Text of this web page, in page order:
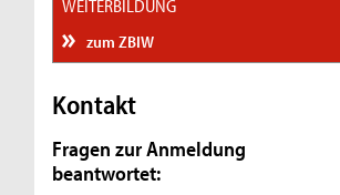
WEITERBILDUNG
zum ZBIW
Kontakt
Fragen zur Anmeldung
beantwortet: